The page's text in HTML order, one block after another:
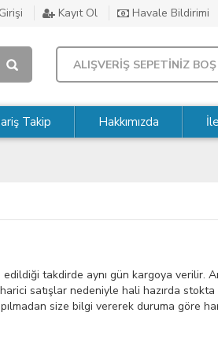
Kayıt Ol Havale Bildirimi
ALIŞVERİŞ SEPETİNİZ BOŞ
Takip Hakkımızda
takdirde aynı gün kargoya verilir.
satışlar nedeniyle hali hazırda stokta
size bilgi vererek duruma göre